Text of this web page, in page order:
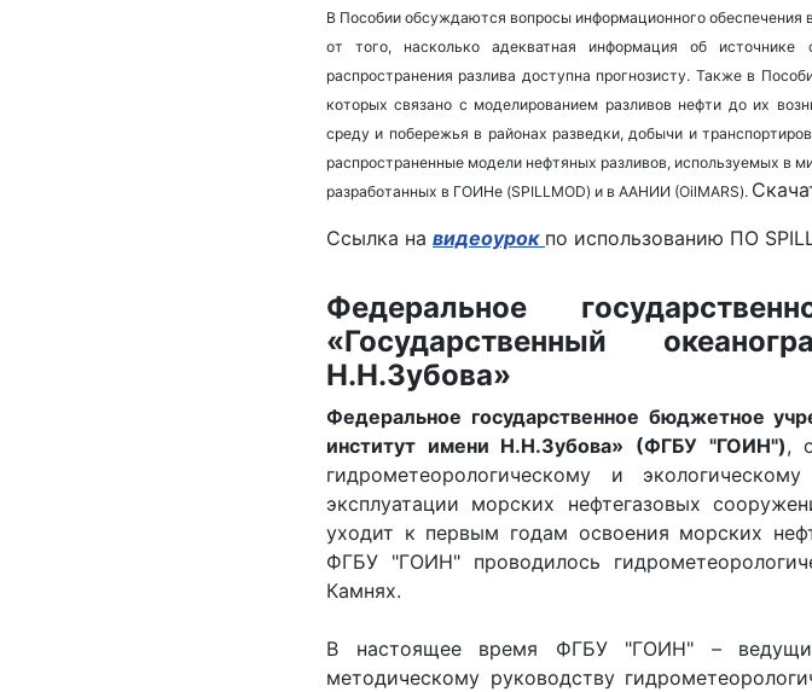
В Пособии обсуждаются вопросы информационного обеспечения
от того, насколько адекватная информация об источнике
распространения разлива доступна прогнозисту. Также в
которых связано с моделированием разливов нефти до их
среду и побережья в районах разведки, добычи и
распространенные модели нефтяных разливов, используемых в
разработанных в ГОИНе (SPILLMOD) и в ААНИИ (OilMARS).
Ссылка на видеоурок по использованию ПО
Федеральное
«Государственный
Н.Н.Зубова»
Федеральное государственное бюджетное
институт имени Н.Н.Зубова» (ФГБУ "ГОИН"),
гидрометеорологическому и
эксплуатации морских нефтегазовых
уходит к первым годам освоения морских
ФГБУ "ГОИН" проводилось
Камнях.
В настоящее время ФГБУ "ГОИН" –
методическому руководству